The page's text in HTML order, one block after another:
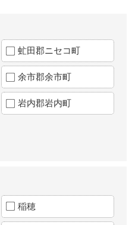
虻田郡ニセコ町
余市郡余市町
岩内郡岩内町
稲穂